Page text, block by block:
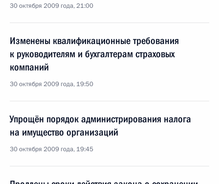
30 октября 2009 года, 21:00
Изменены квалификационные требования
к руководителям и бухгалтерам страховых
компаний
30 октября 2009 года, 19:50
Упрощён порядок администрирования налога
на имущество организаций
30 октября 2009 года, 19:45